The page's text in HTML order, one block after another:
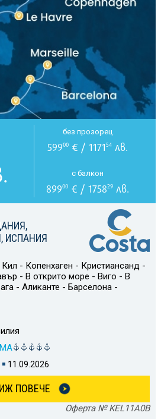
ИСПАНИЯ
Кил - Копенхаген - Кристиансанд -
- В открито море - Виго - В
- Аликанте - Барселона -
11.09.2026
ПОВЕЧЕ
Оферта № KEL11A0B
без прозорец
59900 € / 117154 лв.
с балкон
89900 € / 175829 лв.